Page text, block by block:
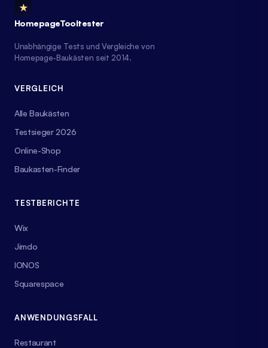
★
HomepageTooltester
Unabhängige Tests und Vergleiche von
Homepage-Baukästen seit 2014.
VERGLEICH
Alle Baukästen
Testsieger 2026
Online-Shop
Baukasten-Finder
TESTBERICHTE
Wix
Jimdo
IONOS
Squarespace
ANWENDUNGSFALL
Restaurant